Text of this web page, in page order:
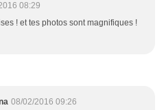
08:29
! et tes photos sont magnifiques !
08/02/2016 09:26